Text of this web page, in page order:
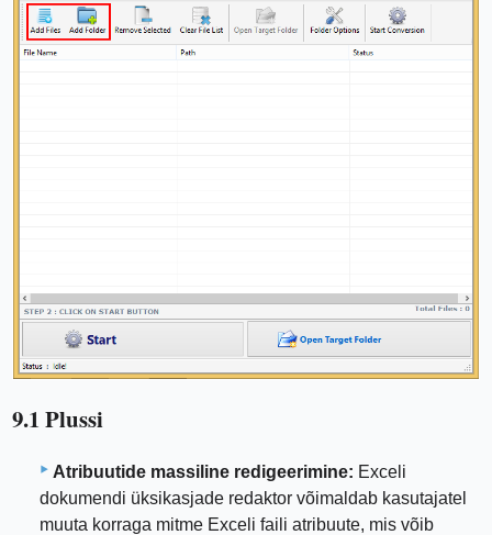
9.1 Plussi
Atribuutide massiline redigeerimine: Exceli
dokumendi üksikasjade redaktor võimaldab kasutajatel
muuta korraga mitme Exceli faili atribuute, mis võib